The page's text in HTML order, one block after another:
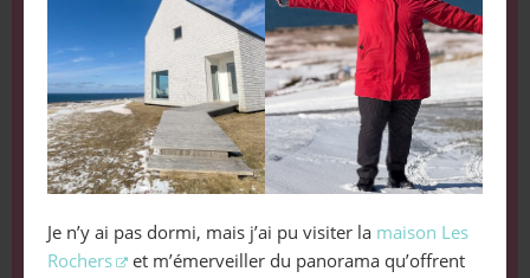
Je n’y ai pas dormi, mais j’ai pu visiter la maison Les
Rochers
et m’émerveiller du panorama qu’offrent